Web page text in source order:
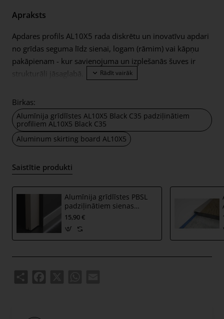
Apraksts
Apdares profils AL10X5 rada diskrētu un inovatīvu apdari
no grīdas seguma līdz sienai, logam (rāmim) vai kāpņu
pakāpienam - kur savienojuma un izplešanās šuves ir
strukturāli jāsaglabā.
Parkets, lamināts, dizaina grīdas un flīzes – no grīdas
biezuma 5 mm
Birkas:
Alumīnija grīdlīstes AL10X5 Black C35 padziļinātiem
profiliem AL10X5 Black C35
Aluminum skirting board AL10X5
Saistītie produkti
Alumīnija grīdlīstes PBSL
padziļinātiem sienas
profiliem PBSB ar LED
15,90 €